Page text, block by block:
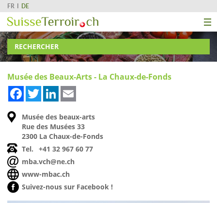
FR DE
RECHERCHER
Musée des Beaux-Arts - La Chaux-de-Fonds
FacebookTwitterLinkedIn
Musée des beaux-arts
Rue des Musées 33
2300 La Chaux-de-Fonds
Tel.
+41 32 967 60 77
mba.vch@ne.ch
www-mbac.ch
Suivez-nous sur Facebook !